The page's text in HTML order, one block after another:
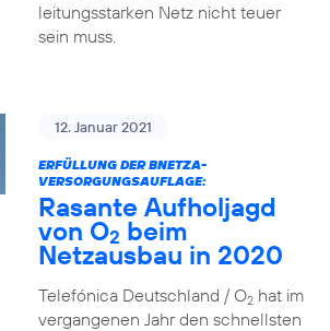
leitungsstarken Netz nicht teuer
sein muss.
12. Januar 2021
ERFÜLLUNG DER BNETZA-
VERSORGUNGSAUFLAGE:
Rasante Aufholjagd
von O2 beim
Netzausbau in 2020
Telefónica Deutschland / O2hat im
vergangenen Jahr den schnellsten